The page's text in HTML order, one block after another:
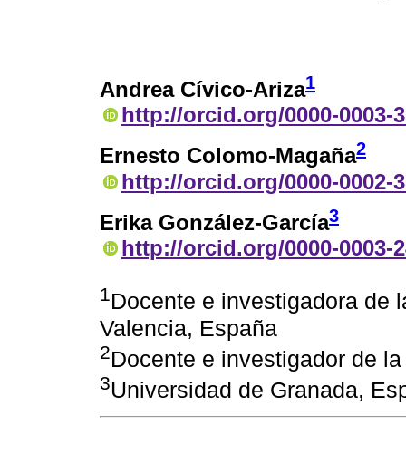
Andrea Cívico-Ariza1
http://orcid.org/0000-0003-
Ernesto Colomo-Magaña2
http://orcid.org/0000-0002-
Erika González-García3
http://orcid.org/0000-0003-
1Docente e investigadora de
Valencia, España
2Docente e investigador de
3Universidad de Granada,